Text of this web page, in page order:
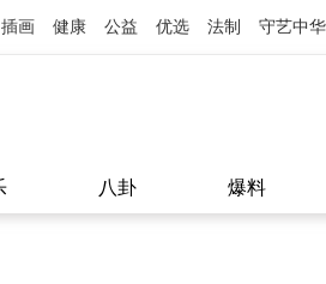
插画 健康 公益 优选 法制 守艺中华
八卦 爆料